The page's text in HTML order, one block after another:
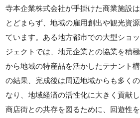
寺本企業株式会社が手掛けた商業施設
とどまらず、地域の雇用創出や観光資
ています。ある地方都市での大型ショ
ジェクトでは、地元企業との協業を積
から地域の特産品を活かしたテナント
の結果、完成後は周辺地域からも多く
なり、地域経済の活性化に大きく貢献
商店街との共存を図るために、回遊性